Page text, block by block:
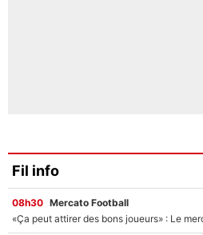
Fil info
08h30 Mercato Football